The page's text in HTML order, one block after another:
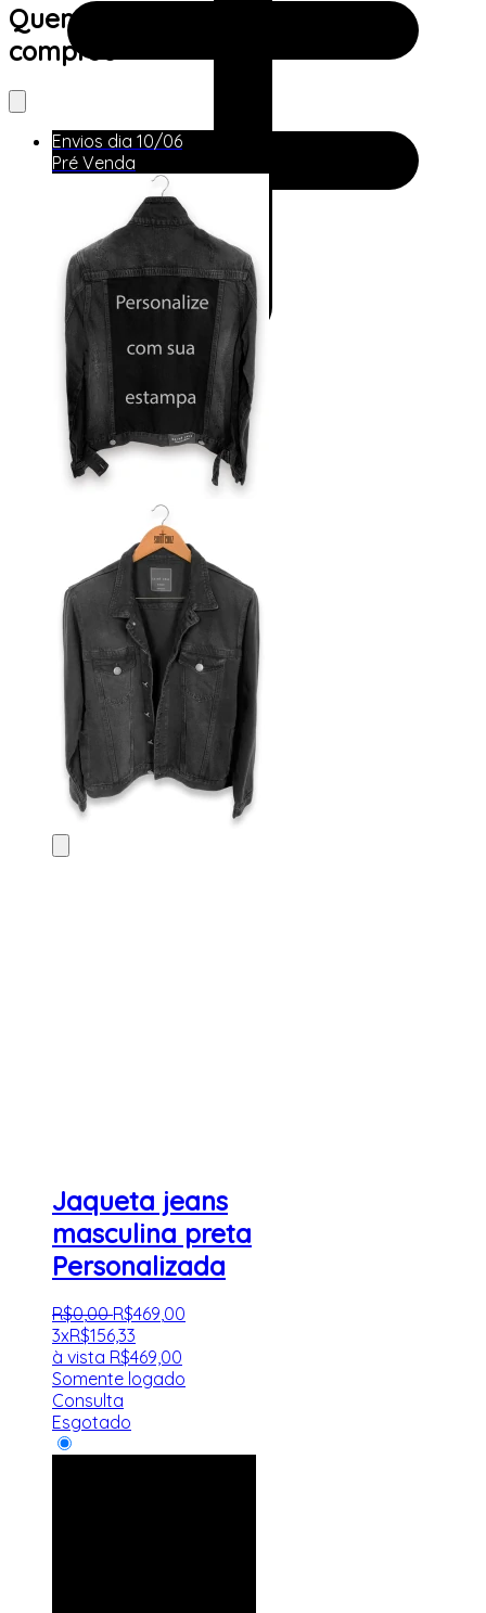
Quem viu este produto também
comprou
Jaqueta jeans
masculina preta
Personalizada
R$0,00 R$469,00
3xR$156,33
à vista R$469,00
Somente logado
Consulta
Esgotado